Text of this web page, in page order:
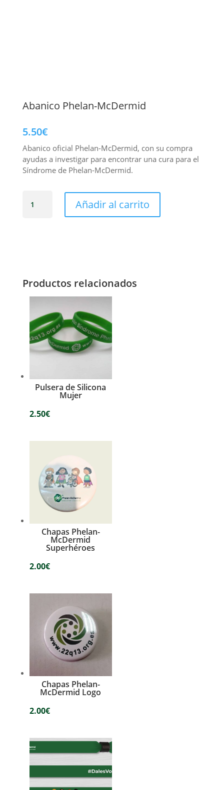
Abanico Phelan-McDermid
5.50€
Abanico oficial Phelan-McDermid, con su compra
ayudas a investigar para encontrar una cura para el
Síndrome de Phelan-McDermid.
Phelan-
Añadir al carrito
Productos relacionados
Pulsera de Silicona
Mujer
2.50€
Chapas Phelan-
McDermid
Superhéroes
2.00€
Chapas Phelan-
McDermid Logo
2.00€